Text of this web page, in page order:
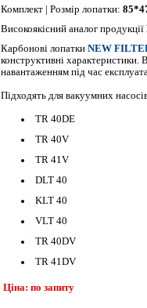
Комплект | Розмір лопатки:
Високоякісний аналог продукції
Карбонові лопатки NEW
конструктивні характеристики.
навантаженням під час
Підходять для вакуумних
TR 40DE
TR 40V
TR 41V
DLT 40
KLT 40
VLT 40
TR 40DV
TR 41DV
Ціна: по запиту